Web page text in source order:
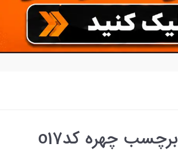
برچسب چهره کدo17